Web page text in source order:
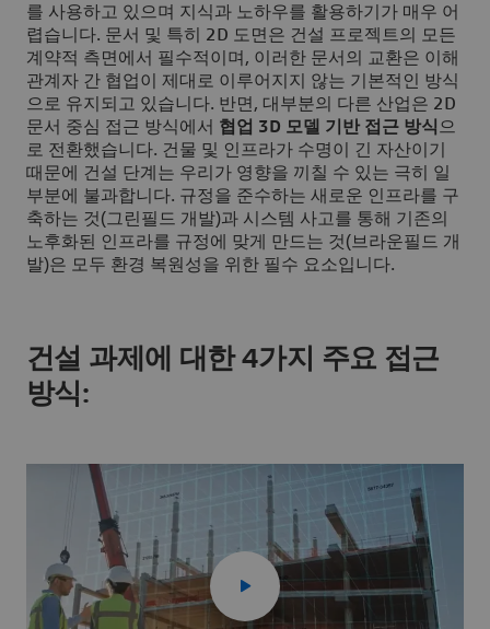
를 사용하고 있으며 지식과 노하우를 활용하기가 매우 어
렵습니다. 문서 및 특히 2D 도면은 건설 프로젝트의 모든
계약적 측면에서 필수적이며, 이러한 문서의 교환은 이해
관계자 간 협업이 제대로 이루어지지 않는 기본적인 방식
으로 유지되고 있습니다. 반면, 대부분의 다른 산업은 2D
문서 중심 접근 방식에서 협업 3D 모델 기반 접근 방식 으
로 전환했습니다. 건물 및 인프라가 수명이 긴 자산이기
때문에 건설 단계는 우리가 영향을 끼칠 수 있는 극히 일
부분에 불과합니다. 규정을 준수하는 새로운 인프라를 구
축하는 것(그린필드 개발)과 시스템 사고를 통해 기존의
노후화된 인프라를 규정에 맞게 만드는 것(브라운필드 개
발)은 모두 환경 복원성을 위한 필수 요소입니다.
건설 과제에 대한 4가지 주요 접근
방식: